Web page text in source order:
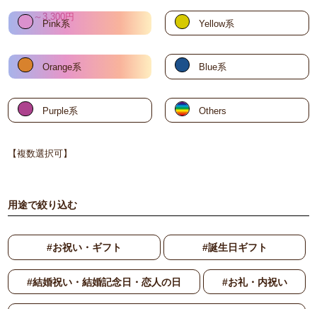
～3,300円
Pink系 Yellow系
Orange系 Blue系
Purple系 Others
【複数選択可】
用途で絞り込む
#お祝い・ギフト #誕生日ギフト
#結婚祝い・結婚記念日・恋人の日 #お礼・内祝い